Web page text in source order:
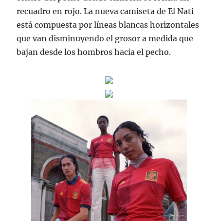
recuadro en rojo. La nueva camiseta de El Nati
está compuesta por líneas blancas horizontales
que van disminuyendo el grosor a medida que
bajan desde los hombros hacia el pecho.